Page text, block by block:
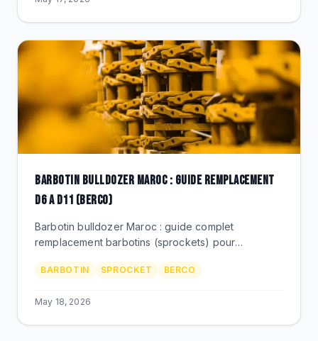
BARBOTIN BULLDOZER MAROC : GUIDE REMPLACEMENT
D6 A D11 (BERCO)
Barbotin bulldozer Maroc : guide complet
remplacement barbotins (sprockets) pour
taillees, prix MAD.
BARBOTIN SPROCKET BERCO
May 18, 2026